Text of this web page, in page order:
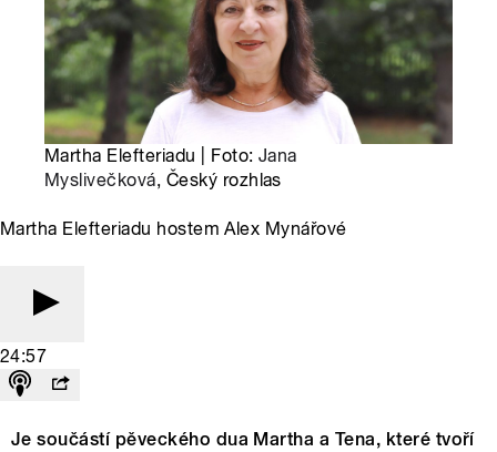
Martha Elefteriadu | Foto: Jana
Myslivečková, Český rozhlas
Martha Elefteriadu hostem Alex Mynářové
24:57
Je součástí pěveckého dua Martha a Tena, které tvoří